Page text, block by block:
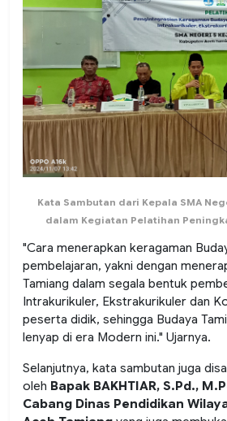
Kata Sambutan dari Kepala SMA
dalam Kegiatan Pelatihan
"Cara menerapkan keragaman
pembelajaran, yakni dengan
Tamiang dalam segala bentuk
Intrakurikuler, Ekstrakurikuler dan
peserta didik, sehingga Budaya
lenyap di era Modern ini." Ujarnya.
Selanjutnya, kata sambutan juga
oleh Bapak BAKHTIAR, S.Pd.,
Cabang Dinas Pendidikan